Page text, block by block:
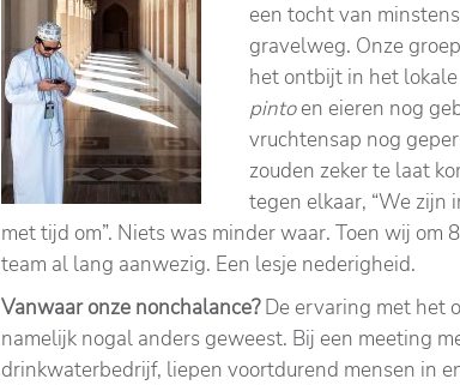
een tocht van
gravelweg. Onze
het ontbijt in het
pintoen eieren nog
vruchtensap nog
zouden zeker te laat
tegen elkaar, “We zijn
met tijd om”. Niets was minder waar. Toen wij om
team al lang aanwezig. Een lesje nederigheid.
Vanwaar onze nonchalance?De ervaring met het
namelijk nogal anders geweest. Bij een meeting
drinkwaterbedrijf, liepen voortdurend mensen in